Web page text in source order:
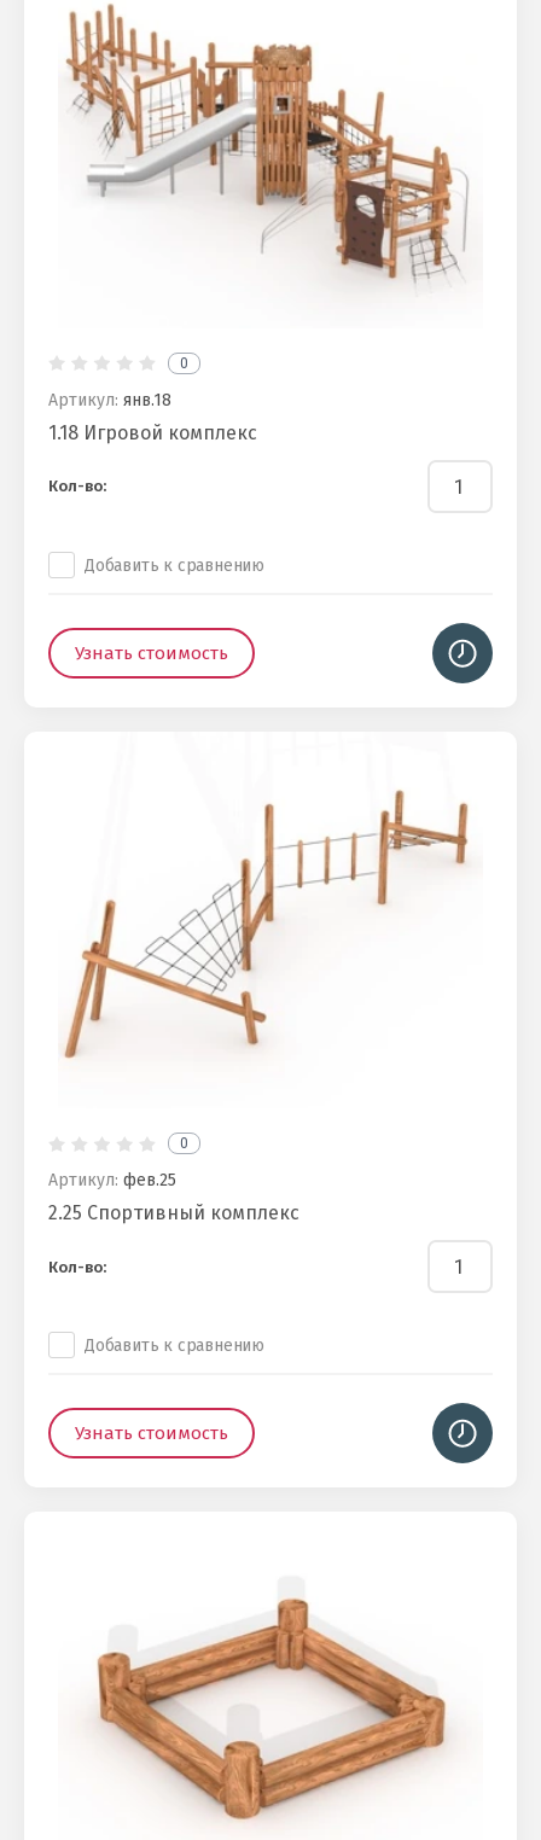
0
Артикул: янв.18
1.18 Игровой комплекс
Кол-во:
Добавить к сравнению
Узнать стоимость
0
Артикул: фев.25
2.25 Спортивный комплекс
Кол-во:
Добавить к сравнению
Узнать стоимость